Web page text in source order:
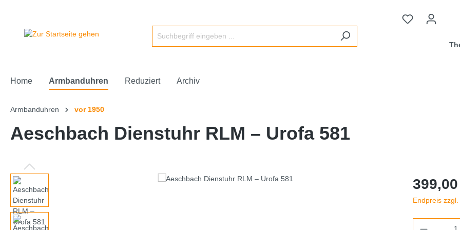
Home Armbanduhren Reduziert Archiv
Armbanduhren vor 1950
Aeschbach Dienstuhr RLM – Urofa 581
Endpreis